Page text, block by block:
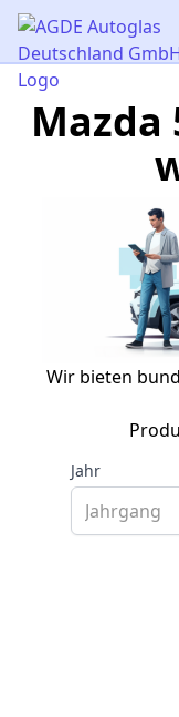
AGDE Autoglas
Mazda
Wir bieten
Jahr